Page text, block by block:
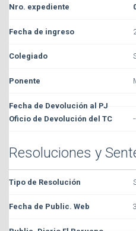
Resoluciones y